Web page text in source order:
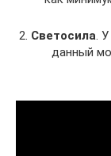
2. Светосила.
данный